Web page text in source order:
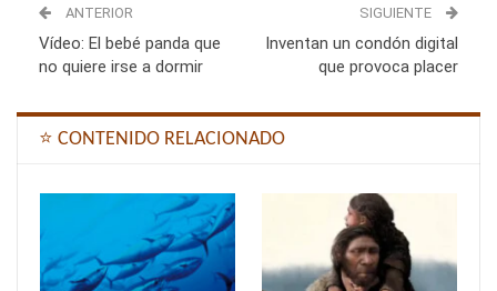
ANTERIOR
Vídeo: El bebé panda que
no quiere irse a dormir
SIGUIENTE
Inventan un condón digital
que provoca placer
⭐ CONTENIDO RELACIONADO